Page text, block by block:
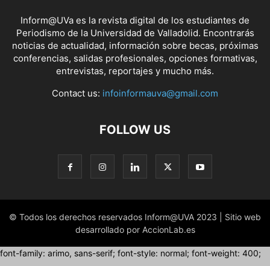
Inform@UVa es la revista digital de los estudiantes de
Periodismo de la Universidad de Valladolid. Encontrarás
noticias de actualidad, información sobre becas, próximas
conferencias, salidas profesionales, opciones formativas,
entrevistas, reportajes y mucho más.
Contact us: infoinformauva@gmail.com
FOLLOW US
© Todos los derechos reservados Inform@UVA 2023 | Sitio web
desarrollado por AccionLab.es
font-family: arimo, sans-serif; font-style: normal; font-weight: 400;